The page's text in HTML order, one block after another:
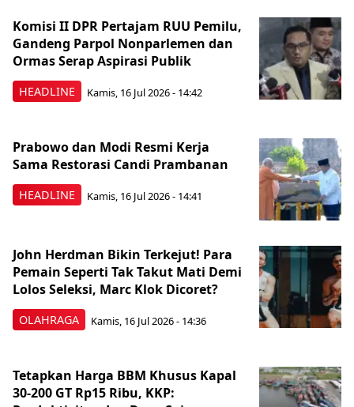
HEADLINE
Komisi II DPR Pertajam RUU Pemilu,
Gandeng Parpol Nonparlemen dan
Ormas Serap Aspirasi Publik
Kamis, 16 Jul 2026 - 14:42
HEADLINE
Prabowo dan Modi Resmi Kerja
Sama Restorasi Candi Prambanan
Kamis, 16 Jul 2026 - 14:41
OLAHRAGA
John Herdman Bikin Terkejut! Para
Pemain Seperti Tak Takut Mati Demi
Lolos Seleksi, Marc Klok Dicoret?
Kamis, 16 Jul 2026 - 14:36
Tetapkan Harga BBM Khusus Kapal
30-200 GT Rp15 Ribu, KKP: